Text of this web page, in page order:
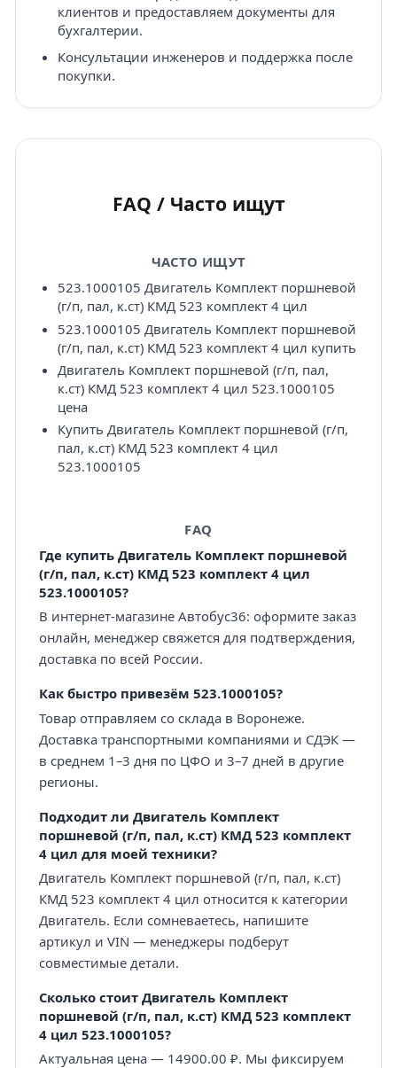
клиентов и предоставляем документы для
бухгалтерии.
Консультации инженеров и поддержка после
покупки.
FAQ / Часто ищут
ЧАСТО ИЩУТ
523.1000105 Двигатель Комплект поршневой
(г/п, пал, к.ст) КМД 523 комплект 4 цил
523.1000105 Двигатель Комплект поршневой
(г/п, пал, к.ст) КМД 523 комплект 4 цил купить
Двигатель Комплект поршневой (г/п, пал,
к.ст) КМД 523 комплект 4 цил 523.1000105
цена
Купить Двигатель Комплект поршневой (г/п,
пал, к.ст) КМД 523 комплект 4 цил
523.1000105
FAQ
Где купить Двигатель Комплект поршневой
(г/п, пал, к.ст) КМД 523 комплект 4 цил
523.1000105?
В интернет-магазине Автобус36: оформите заказ
онлайн, менеджер свяжется для подтверждения,
доставка по всей России.
Как быстро привезём 523.1000105?
Товар отправляем со склада в Воронеже.
Доставка транспортными компаниями и СДЭК —
в среднем 1–3 дня по ЦФО и 3–7 дней в другие
регионы.
Подходит ли Двигатель Комплект
поршневой (г/п, пал, к.ст) КМД 523 комплект
4 цил для моей техники?
Двигатель Комплект поршневой (г/п, пал, к.ст)
КМД 523 комплект 4 цил относится к категории
Двигатель. Если сомневаетесь, напишите
артикул и VIN — менеджеры подберут
совместимые детали.
Сколько стоит Двигатель Комплект
поршневой (г/п, пал, к.ст) КМД 523 комплект
4 цил 523.1000105?
Актуальная цена — 14900.00 ₽. Мы фиксируем